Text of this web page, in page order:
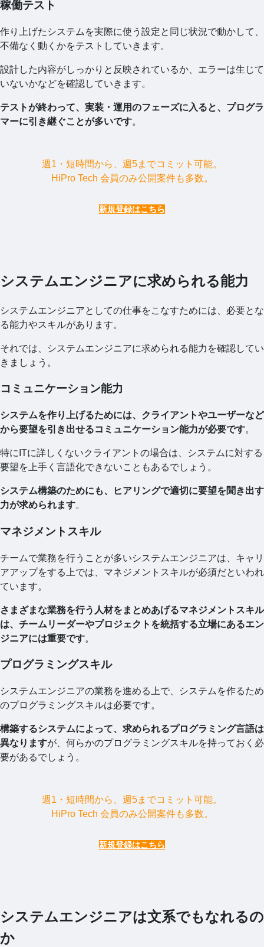
稼働テスト
作り上げたシステムを実際に使う設定と同じ状況で動かして、
不備なく動くかをテストしていきます。
設計した内容がしっかりと反映されているか、エラーは生じて
いないかなどを確認していきます。
テストが終わって、実装・運用のフェーズに入ると、プログラ
マーに引き継ぐことが多いです。
週1・短時間から、週5までコミット可能。
HiPro Tech 会員のみ公開案件も多数。
新規登録はこちら
システムエンジニアに求められる能力
システムエンジニアとしての仕事をこなすためには、必要とな
る能力やスキルがあります。
それでは、システムエンジニアに求められる能力を確認してい
きましょう。
コミュニケーション能力
システムを作り上げるためには、クライアントやユーザーなど
から要望を引き出せるコミュニケーション能力が必要です。
特にITに詳しくないクライアントの場合は、システムに対する
要望を上手く言語化できないこともあるでしょう。
システム構築のためにも、ヒアリングで適切に要望を聞き出す
力が求められます。
マネジメントスキル
チームで業務を行うことが多いシステムエンジニアは、キャリ
アアップをする上では、マネジメントスキルが必須だといわれ
ています。
さまざまな業務を行う人材をまとめあげるマネジメントスキル
は、チームリーダーやプロジェクトを統括する立場にあるエン
ジニアには重要です。
プログラミングスキル
システムエンジニアの業務を進める上で、システムを作るため
のプログラミングスキルは必要です。
構築するシステムによって、求められるプログラミング言語は
異なりますが、何らかのプログラミングスキルを持っておく必
要があるでしょう。
週1・短時間から、週5までコミット可能。
HiPro Tech 会員のみ公開案件も多数。
新規登録はこちら
システムエンジニアは文系でもなれるの
か